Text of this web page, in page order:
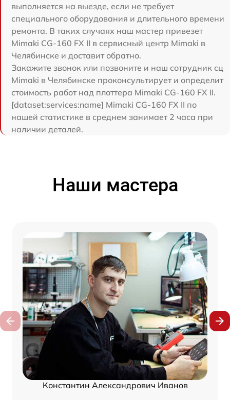
выполняется на выезде, если не требует
специального оборудования и длительного времени
ремонта. В таких случаях наш мастер привезет
Mimaki CG-160 FX II в сервисный центр Mimaki в
Челябинске и доставит обратно.
Закажите звонок или позвоните и наш сотрудник сц
Mimaki в Челябинске проконсультирует и определит
стоимость работ над плоттера Mimaki CG-160 FX II.
[dataset:services:name] Mimaki CG-160 FX II по
нашей статистике в среднем занимает 2 часа при
наличии деталей.
Наши мастера
Константин Александрович Иванов